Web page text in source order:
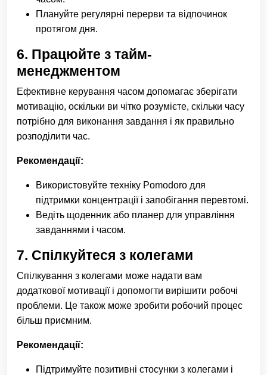
Плануйте регулярні перерви та відпочинок
протягом дня.
6. Працюйте з тайм-
менеджментом
Ефективне керування часом допомагає зберігати
мотивацію, оскільки ви чітко розумієте, скільки часу
потрібно для виконання завдання і як правильно
розподілити час.
Рекомендації:
Використовуйте техніку Pomodoro для
підтримки концентрації і запобігання перевтомі.
Ведіть щоденник або планер для управління
завданнями і часом.
7. Спілкуйтеся з колегами
Спілкування з колегами може надати вам
додаткової мотивації і допомогти вирішити робочі
проблеми. Це також може зробити робочий процес
більш приємним.
Рекомендації:
Підтримуйте позитивні стосунки з колегами і